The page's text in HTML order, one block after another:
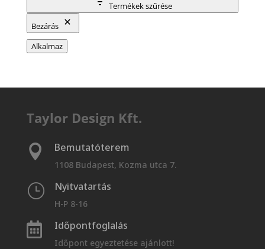
Termékek szűrése
Bezárás
Alkalmaz
Taylor Design Kft.

Bemutatóterem
1108 Budapest, Kozma utca 7.
} Nyitvatartás
H-P 8-16
 Időpontfoglalás
Időpont egyeztetése ajánlott!